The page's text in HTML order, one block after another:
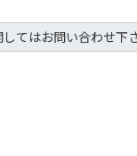
てはお問い合わせ下